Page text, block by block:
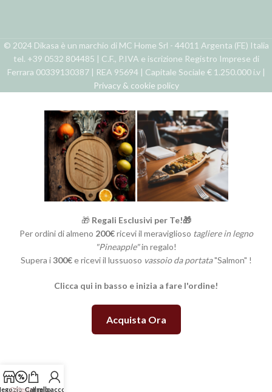
© 2024 Dikasa è un marchio di MC Home Srl - 44011 Argenta (FE) Italia
tel. +39 0532 804485 | C.F., P.IVA e iscrizione Registro Imprese di
Ferrara 00339130387 | REA 95694 | Capitale Sociale € 1.250.000 i.v |
Privacy & cookie policy
🎁 Regali Esclusivi per Te!🎁
Per ordini di almeno 200€ricevi il meraviglioso tagliere in legno
"Pineapple"in regalo!
Supera i300€e ricevi il lussuoso vassoio da portata"Salmon" !
Clicca qui in basso e inizia a fare l'ordine!
Acquista Ora
OfferteCarrello
Il mio account